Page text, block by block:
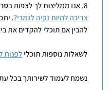
8. אנו ממליצות לך לצפות בסרטון
צריכה להיות נקיה לגמרי?.
להבין אם תוכלי להקדים את
לשאלות נוספות תוכלי לפנות
נשמח לעמוד לשירותך בכל